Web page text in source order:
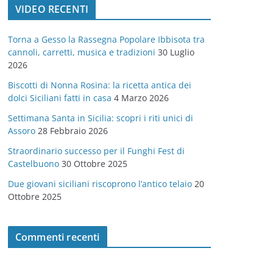
o
r
e
VIDEO RECENTI
Torna a Gesso la Rassegna Popolare Ibbisota tra
cannoli, carretti, musica e tradizioni 30 Luglio
2026
Biscotti di Nonna Rosina: la ricetta antica dei
dolci Siciliani fatti in casa 4 Marzo 2026
Settimana Santa in Sicilia: scopri i riti unici di
Assoro 28 Febbraio 2026
Straordinario successo per il Funghi Fest di
Castelbuono 30 Ottobre 2025
Due giovani siciliani riscoprono l’antico telaio 20
Ottobre 2025
Commenti recenti